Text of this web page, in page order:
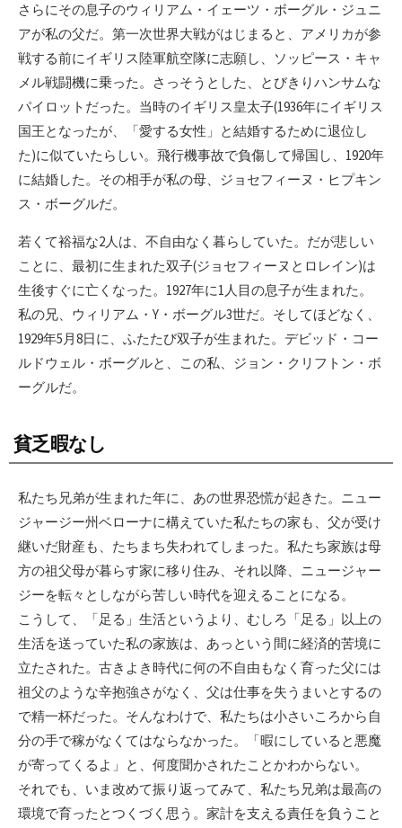
さらにその息子のウィリアム・イェーツ・ボーグル・ジュニ
アが私の父だ。第一次世界大戦がはじまると、アメリカが参
戦する前にイギリス陸軍航空隊に志願し、ソッピース・キャ
メル戦闘機に乗った。さっそうとした、とびきりハンサムな
パイロットだった。当時のイギリス皇太子(1936年にイギリス
国王となったが、「愛する女性」と結婚するために退位し
た)に似ていたらしい。飛行機事故で負傷して帰国し、1920年
に結婚した。その相手が私の母、ジョセフィーヌ・ヒプキン
ス・ボーグルだ。
若くて裕福な2人は、不自由なく暮らしていた。だが悲しい
ことに、最初に生まれた双子(ジョセフィーヌとロレイン)は
生後すぐに亡くなった。1927年に1人目の息子が生まれた。
私の兄、ウィリアム・Y・ボーグル3世だ。そしてほどなく、
1929年5月8日に、ふたたび双子が生まれた。デビッド・コー
ルドウェル・ボーグルと、この私、ジョン・クリフトン・ボ
ーグルだ。
貧乏暇なし
私たち兄弟が生まれた年に、あの世界恐慌が起きた。ニュー
ジャージー州ベローナに構えていた私たちの家も、父が受け
継いだ財産も、たちまち失われてしまった。私たち家族は母
方の祖父母が暮らす家に移り住み、それ以降、ニュージャー
ジーを転々としながら苦しい時代を迎えることになる。
こうして、「足る」生活というより、むしろ「足る」以上の
生活を送っていた私の家族は、あっという間に経済的苦境に
立たされた。古きよき時代に何の不自由もなく育った父には
祖父のような辛抱強さがなく、父は仕事を失うまいとするの
で精一杯だった。そんなわけで、私たちは小さいころから自
分の手で稼がなくてはならなかった。「暇にしていると悪魔
が寄ってくるよ」と、何度聞かされたことかわからない。
それでも、いま改めて振り返ってみて、私たち兄弟は最高の
環境で育ったとつくづく思う。家計を支える責任を負うこと